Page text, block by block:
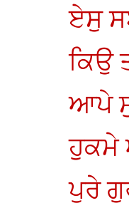
ਏਸੁ
ਕਿਉ
ਆਪੇ
ਹੁਕਮੇ
ਪੂਰੇ